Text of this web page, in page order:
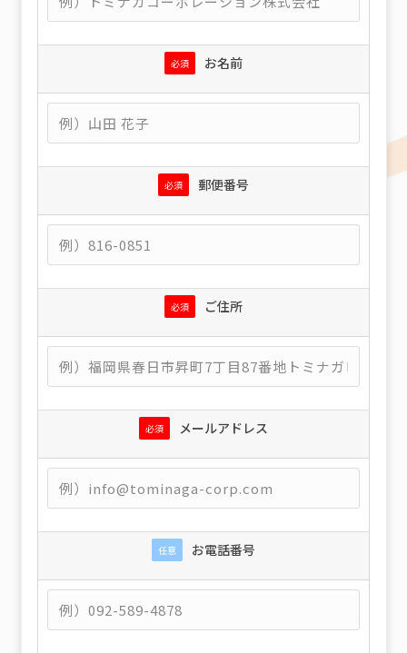
必須 お名前
必須 郵便番号
必須 ご住所
必須 メールアドレス
任意 お電話番号